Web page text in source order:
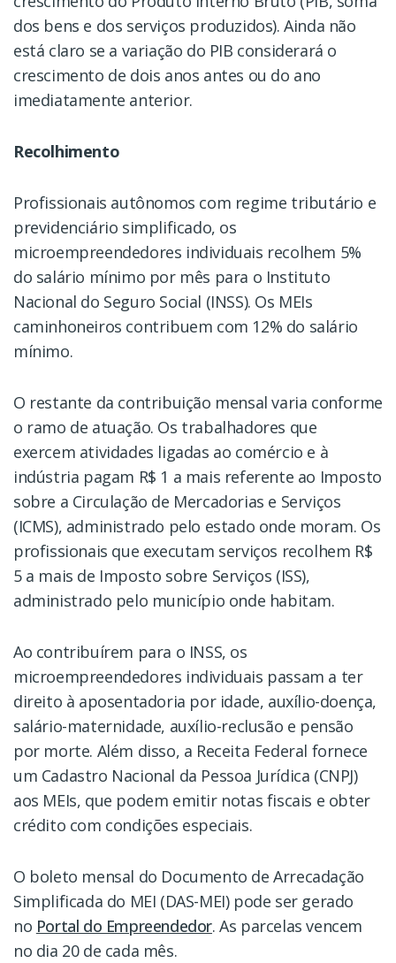
dos bens e dos serviços produzidos). Ainda não
está claro se a variação do PIB considerará o
crescimento de dois anos antes ou do ano
imediatamente anterior.
Recolhimento
Profissionais autônomos com regime tributário e
previdenciário simplificado, os
microempreendedores individuais recolhem 5%
do salário mínimo por mês para o Instituto
Nacional do Seguro Social (INSS). Os MEIs
caminhoneiros contribuem com 12% do salário
mínimo.
O restante da contribuição mensal varia conforme
o ramo de atuação. Os trabalhadores que
exercem atividades ligadas ao comércio e à
indústria pagam R$ 1 a mais referente ao Imposto
sobre a Circulação de Mercadorias e Serviços
(ICMS), administrado pelo estado onde moram. Os
profissionais que executam serviços recolhem R$
5 a mais de Imposto sobre Serviços (ISS),
administrado pelo município onde habitam.
Ao contribuírem para o INSS, os
microempreendedores individuais passam a ter
direito à aposentadoria por idade, auxílio-doença,
salário-maternidade, auxílio-reclusão e pensão
por morte. Além disso, a Receita Federal fornece
um Cadastro Nacional da Pessoa Jurídica (CNPJ)
aos MEIs, que podem emitir notas fiscais e obter
crédito com condições especiais.
O boleto mensal do Documento de Arrecadação
Simplificada do MEI (DAS-MEI) pode ser gerado
no Portal do Empreendedor. As parcelas vencem
no dia 20 de cada mês.